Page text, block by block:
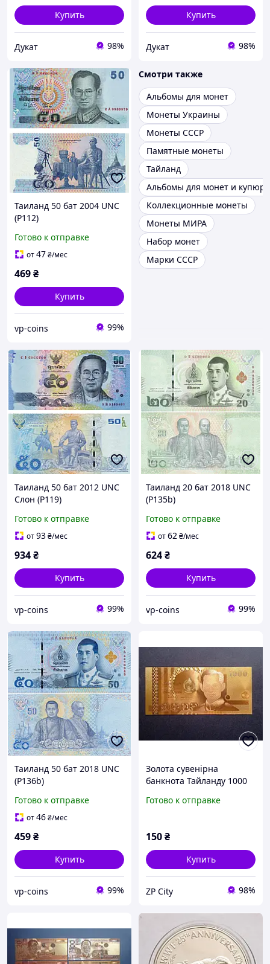
Купить
Дукат 98%
Купить
Дукат 98%
Таиланд 50 бат 2004 UNC
(P112)
Готово к отправке
от47₴/мес
469₴
Купить
vp-coins 99%
Смотри также
Альбомы для монет
Монеты Украины
Монеты СССР
Памятные монеты
Тайланд
Альбомы для монет и купюр
Коллекционные монеты
Монеты МИРА
Набор монет
Марки СССР
Таиланд 50 бат 2012 UNC
Слон (P119)
Готово к отправке
от93₴/мес
934₴
Купить
vp-coins 99%
Таиланд 20 бат 2018 UNC
(P135b)
Готово к отправке
от62₴/мес
624₴
Купить
vp-coins 99%
Таиланд 50 бат 2018 UNC
(P136b)
Готово к отправке
от46₴/мес
459₴
Купить
vp-coins 99%
Золота сувенірна
банкнота Тайланду 1000
Готово к отправке
150₴
Купить
ZP City 98%